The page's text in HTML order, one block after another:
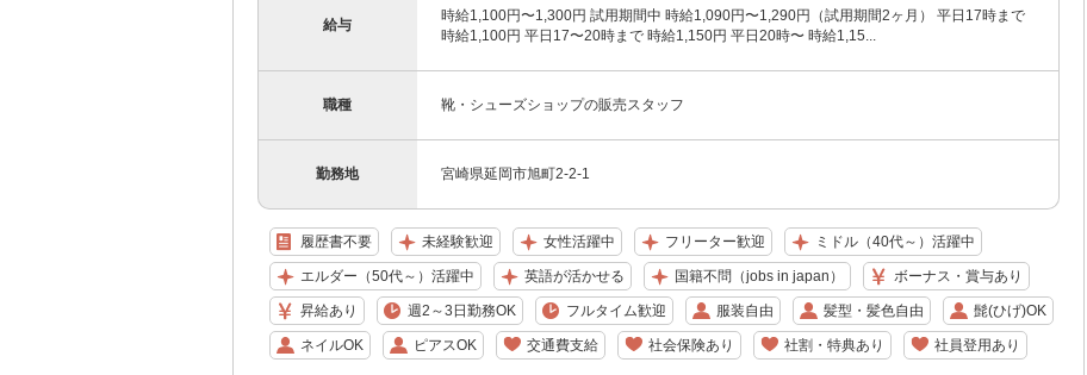
給与
時給1,100円〜1,300円 試用期間中 時給1,090円〜1,290円（試用期間2ヶ月） 平日17時まで
時給1,100円 平日17〜20時まで 時給1,150円 平日20時〜 時給1,15...
職種 靴・シューズショップの販売スタッフ
勤務地 宮崎県延岡市旭町2-2-1
履歴書不要 未経験歓迎 女性活躍中 フリーター歓迎 ミドル（40代～）活躍中
エルダー（50代～）活躍中 英語が活かせる 国籍不問（jobs in japan） ボーナス・賞与あり
昇給あり 週2～3日勤務OK フルタイム歓迎 服装自由 髪型・髪色自由 髭(ひげ)OK
ネイルOK ピアスOK 交通費支給 社会保険あり 社割・特典あり 社員登用あり